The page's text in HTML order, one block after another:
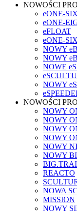
NOWOŚCI
eONE-
eONE-
eFLOAT
eONE-
NOWY
NOWY
NOWE
NOWY
NOWOŚCI
NOWY
NOWY
NOWY
NOWY
NOWY
NOWY
REACTO
NOWA
MISSION
NOWY